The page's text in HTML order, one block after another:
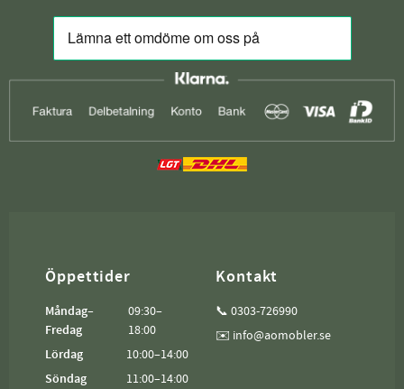
Öppettider
Måndag–
Fredag
09:30–
18:00
Lördag
10:00–14:00
Söndag
11:00–14:00
Kontakt
📞 0303-726990
✉️ info@aomobler.se